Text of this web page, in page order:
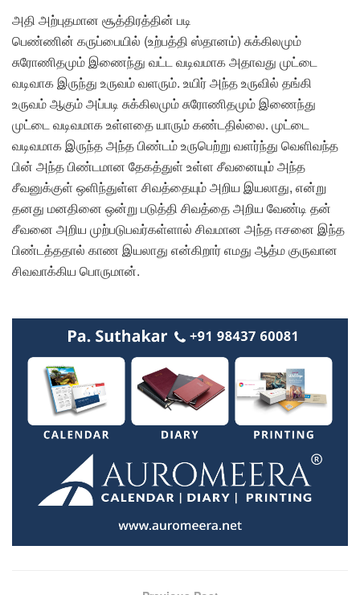
அதி அற்புதமான சூத்திரத்தின் படி
பெண்ணின் கருப்பையில் (உற்பத்தி ஸ்தானம்) சுக்கிலமும்
சுரோணிதமும் இணைந்து வட்ட வடிவமாக அதாவது முட்டை
வடிவாக இருந்து உருவம் வளரும். உயிர் அந்த உருவில் தங்கி
உருவம் ஆகும் அப்படி சுக்கிலமும் சுரோணிதமும் இணைந்து
முட்டை வடிவமாக உள்ளதை யாரும் கண்டதில்லை. முட்டை
வடிவமாக இருந்த அந்த பிண்டம் உருபெற்று வளர்ந்து வெளிவந்த
பின் அந்த பிண்டமான தேகத்துள் உள்ள சீவனையும் அந்த
சீவனுக்குள் ஒளிந்துள்ள சிவத்தையும் அறிய இயலாது, என்று
தனது மனதினை ஒன்று படுத்தி சிவத்தை அறிய வேண்டி தன்
சீவனை அறிய முற்படுபவர்கள்ளால் சிவமான அந்த ஈசனை இந்த
பிண்டத்ததால் காண இயலாது என்கிறார் எமது ஆத்ம குருவான
சிவவாக்கிய பொருமான்.